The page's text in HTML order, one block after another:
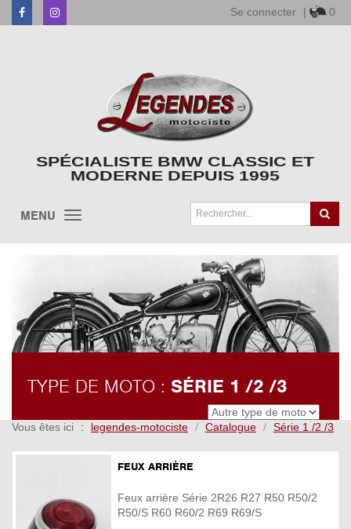
FacebookInstagram Se connecter | 0
SPÉCIALISTE BMW CLASSIC ET
MODERNE DEPUIS 1995
MENU
TYPE DE MOTO : SÉRIE 1 /2 /3
Vous êtes ici legendes-motociste Catalogue Série 1 /2 /3
FEUX ARRIÈRE
Feux arrière Série 2R26 R27 R50 R50/2
R50/S R60 R60/2 R69 R69/S